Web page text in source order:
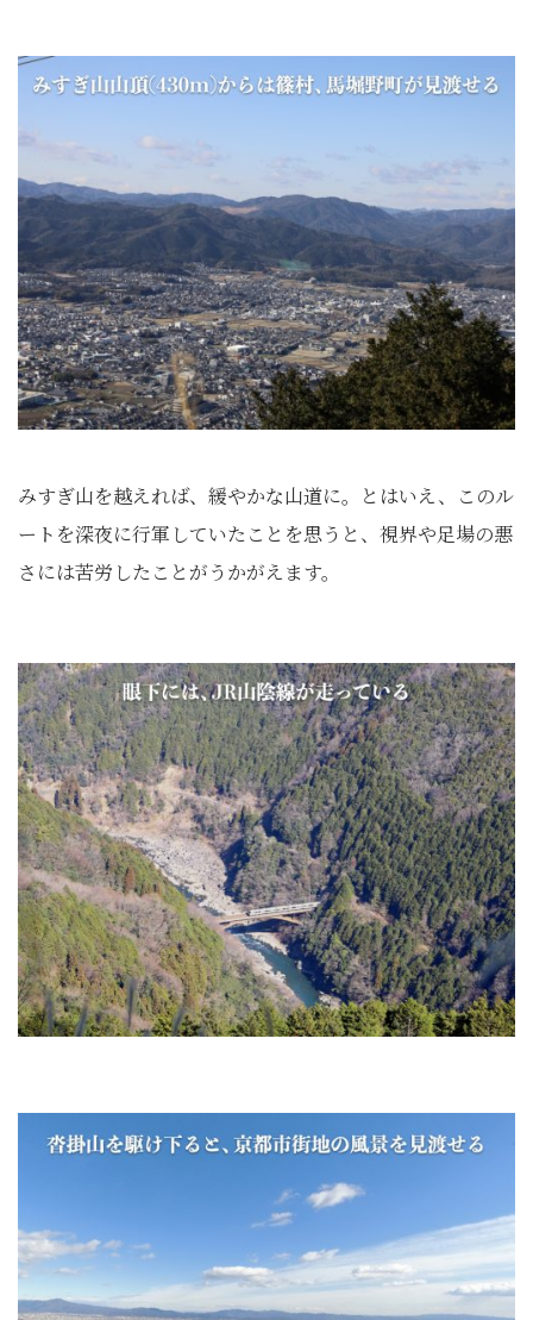
みすぎ山を越えれば、緩やかな山道に。とはいえ、このル
ートを深夜に行軍していたことを思うと、視界や足場の悪
さには苦労したことがうかがえます。